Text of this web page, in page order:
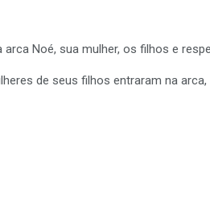
Noé, sua mulher, os filhos e
de seus filhos entraram na